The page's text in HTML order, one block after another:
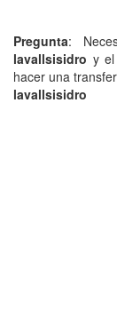
Pregunta:
lavallsisidro y
hacer una
lavallsisidro